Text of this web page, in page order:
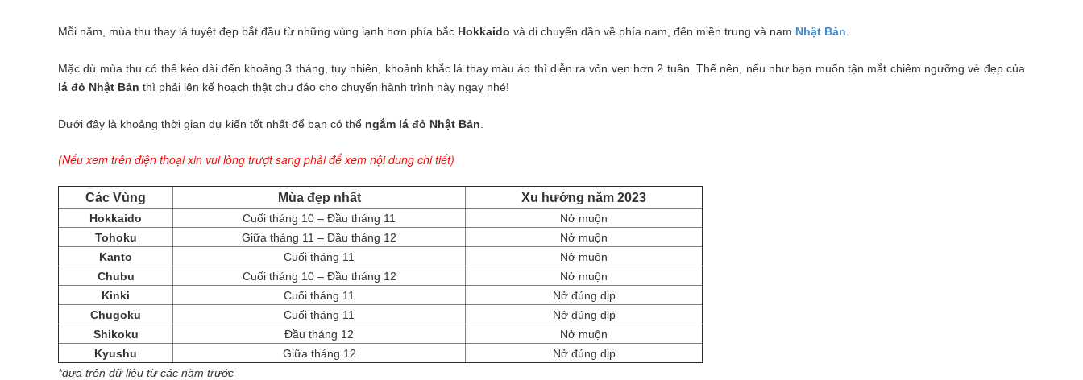
Mỗi năm, mùa thu thay lá tuyệt đẹp bắt đầu từ những vùng lạnh hơn phía bắc Hokkaido và di chuyển dần về phía nam, đến miền trung và nam Nhật Bản
Mặc dù mùa thu có thể kéo dài đến khoảng 3 tháng, tuy nhiên, khoảnh khắc lá thay màu áo thì diễn ra vỏn vẹn hơn 2 tuần. Thế nên, nếu như bạn muốn tận mắt chiêm ngưỡng vẻ đẹp của
lá đỏ Nhật Bản thì phải lên kế hoạch thật chu đáo cho chuyến hành trình này ngay nhé!
Dưới đây là khoảng thời gian dự kiến tốt nhất để bạn có thể ngắm lá đỏ Nhật Bản
(Nếu xem trên điện thoại xin vui lòng trượt sang phải để xem nội dung chi tiết)
Các Vùng Mùa đẹp nhất Xu hướng năm 2023
Hokkaido Cuối tháng 10 – Đầu tháng 11
Nở muộn
Tohoku
Giữa tháng 11 – Đầu tháng 12
Nở muộn
Kanto
Cuối tháng 11
Nở muộn
Chubu
Cuối tháng 10 – Đầu tháng 12
Nở muộn
Kinki
Cuối tháng 11
Nở đúng dịp
Chugoku
Cuối tháng 11
Nở đúng dịp
Shikoku
Đầu tháng 12
Nở muộn
Kyushu
Giữa tháng 12
Nở đúng dịp
*dựa trên dữ liệu từ các năm trước